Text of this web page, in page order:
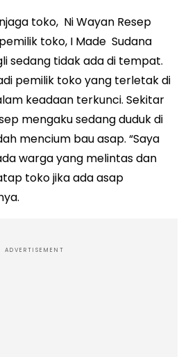
toko, Ni Wayan Resep
toko, I Made Sudana
sedang tidak ada di tempat.
pemilik toko yang terletak di
keadaan terkunci. Sekitar
mengaku sedang duduk di
mencium bau asap. “Saya
warga yang melintas dan
toko jika ada asap
ADVERTISEMENT